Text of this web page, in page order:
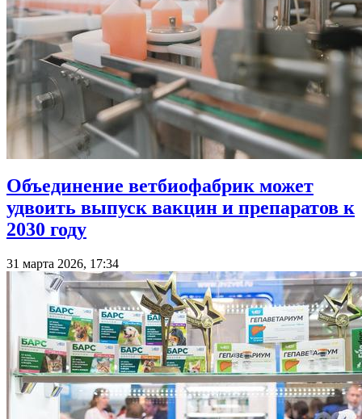
Объединение ветбиофабрик может
удвоить выпуск вакцин и препаратов к
2030 году
31 марта 2026, 17:34